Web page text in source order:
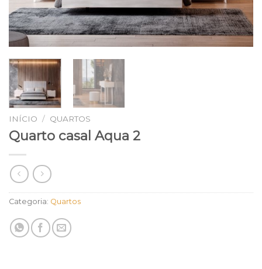
INÍCIO / QUARTOS
Quarto casal Aqua 2
Categoria: Quartos